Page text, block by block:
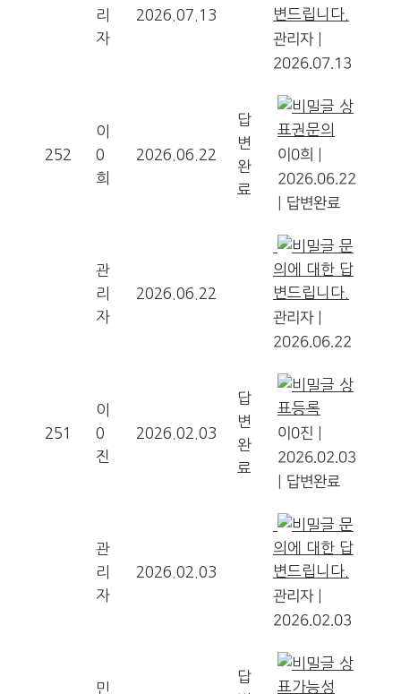
리
자
2026.07.13
변드립니다.
관리자
2026.07.13
252
이
0
희
2026.06.22
답
변
완
료
상
표권문의
이0희
2026.06.22
답변완료
관
리
자
2026.06.22
문
의에 대한 답
변드립니다.
관리자
2026.06.22
251
이
0
진
2026.02.03
답
변
완
료
상
표등록
이0진
2026.02.03
답변완료
관
리
자
2026.02.03
문
의에 대한 답
변드립니다.
관리자
2026.02.03
민
답
상
표가능성